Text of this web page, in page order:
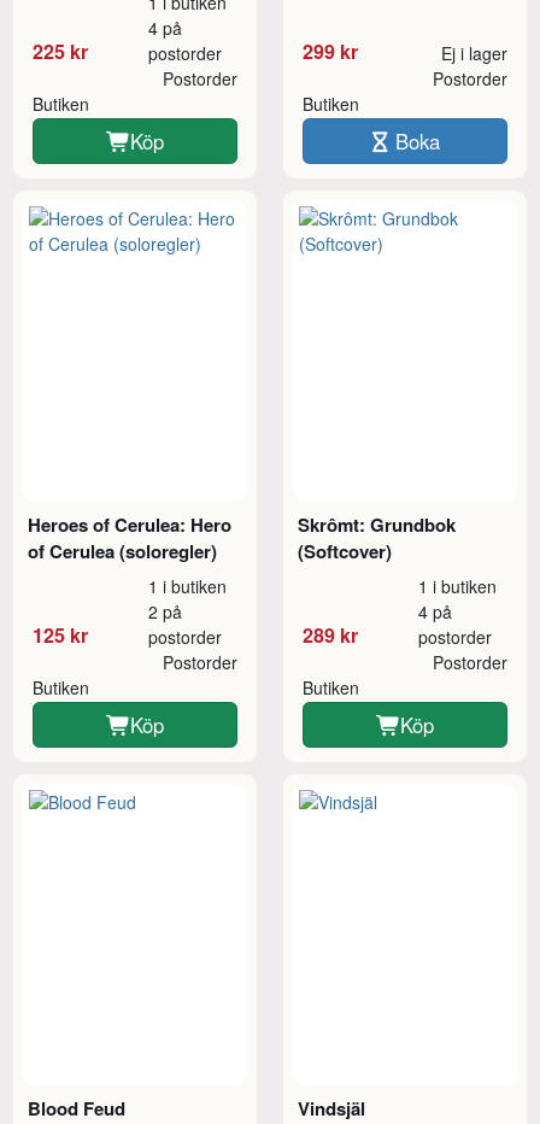
225 kr
4 på
postorder
Butiken
Postorder
Köp
299 kr Ej i lager
Butiken
Postorder
Boka
Heroes of Cerulea: Hero
of Cerulea (soloregler)
125 kr
1 i butiken
2 på
postorder
Butiken
Postorder
Köp
Skrômt: Grundbok
(Softcover)
289 kr
1 i butiken
4 på
postorder
Butiken
Postorder
Köp
Blood Feud Vindsjäl